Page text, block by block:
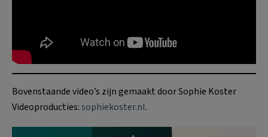
Bovenstaande video’s zijn gemaakt door Sophie Koster
Videoproducties:sophiekoster.nl.